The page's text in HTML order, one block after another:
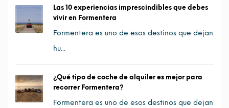
Las 10 experiencias imprescindibles que debes
vivir en Formentera
Formentera es uno de esos destinos que dejan
hu...
¿Qué tipo de coche de alquiler es mejor para
recorrer Formentera?
Formentera es uno de esos destinos que dejan